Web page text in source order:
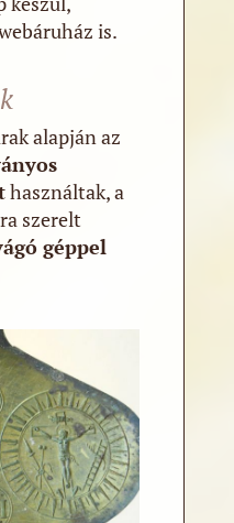
is.
alapján az
használtak, a
szerelt
géppel